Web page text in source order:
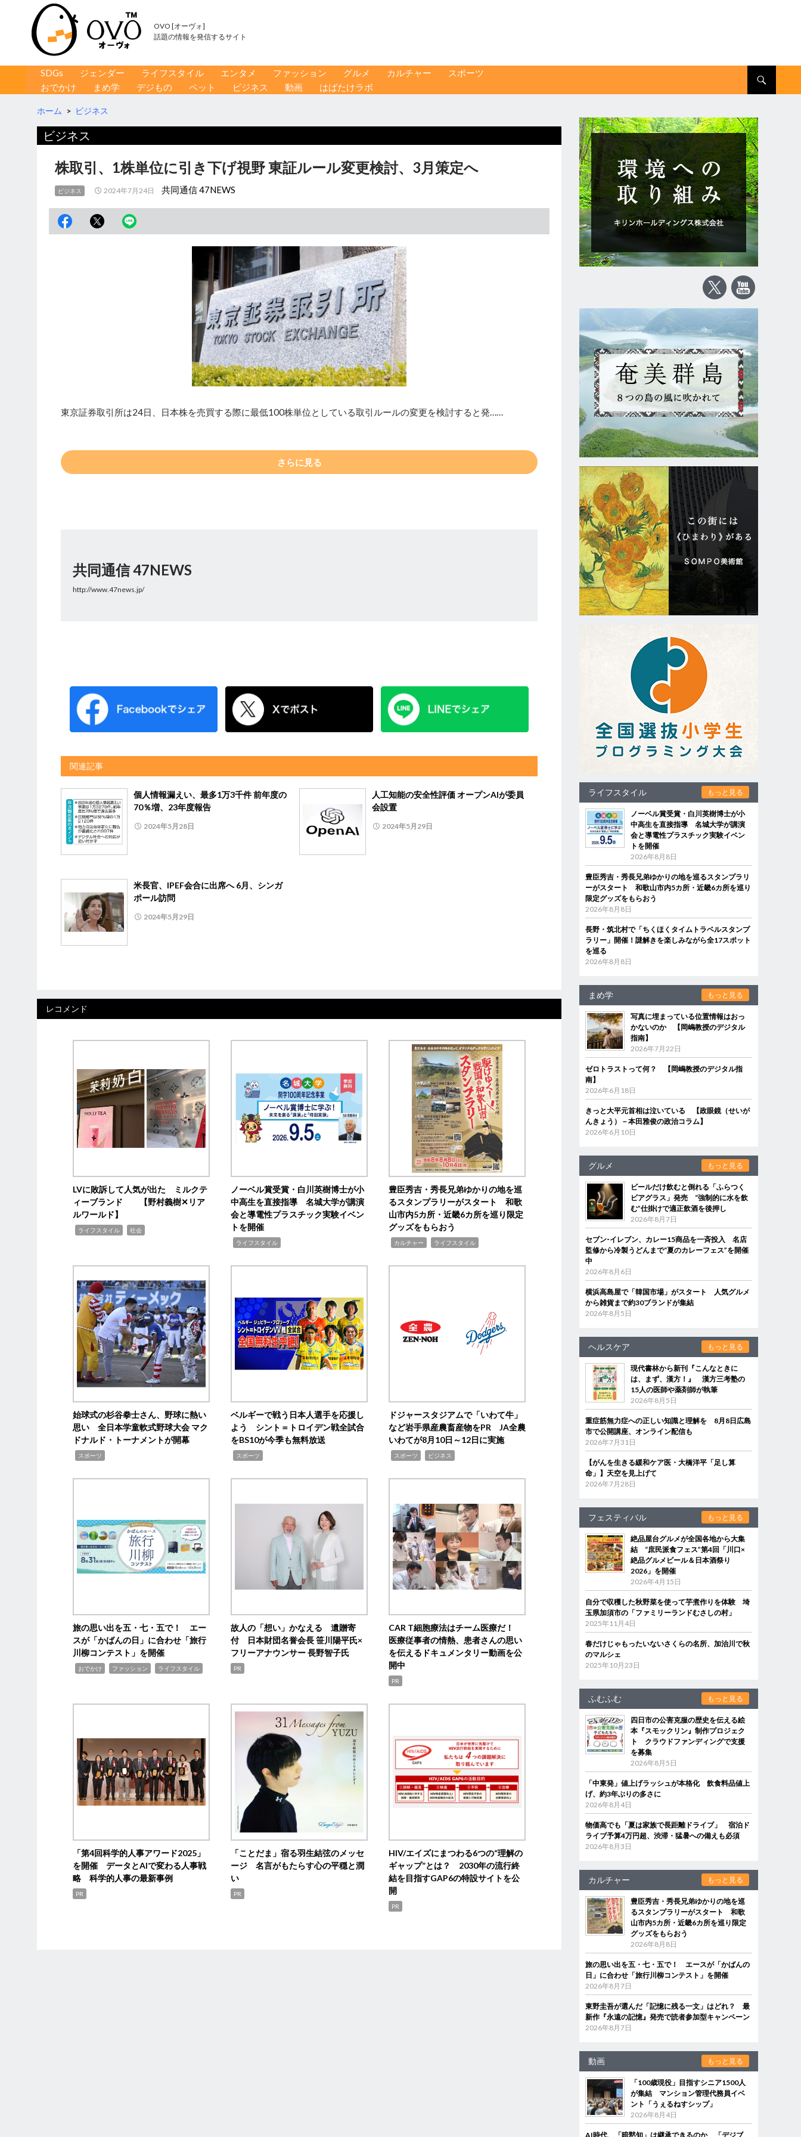
OVO [オーヴォ]
話題の情報を発信するサイト
コンテンツへ移動
SDGs ジェンダー ライフスタイル エンタメ ファッション グルメ カルチャー
スポーツ
おでかけ
まめ学 デジもの ペット ビジネス 動画 はばたけラボ
ホーム > ビジネス
ビジネス
株取引、1株単位に引き下げ視野 東証ルール変更検討、3月策定へ
ビジネス 2024年7月24日 共同通信 47NEWS
東京証券取引所は24日、日本株を売買する際に最低100株単位としている取引ルールの変更を検討すると発……
さらに見る
共同通信 47NEWS
http://www.47news.jp/
関連記事
個人情報漏えい、最多1万3千件 前年度の
70％増、23年度報告
2024年5月28日
人工知能の安全性評価 オープンAIが委員
会設置
2024年5月29日
米長官、IPEF会合に出席へ 6月、シンガ
ポール訪問
2024年5月29日
レコメンド
LVに敗訴して人気が出た ミルクテ
ィーブランド 【野村義樹✕リア
ルワールド】
ライフスタイル 社会
ノーベル賞受賞・白川英樹博士が小
中高生を直接指導 名城大学が講演
会と導電性プラスチック実験イベン
トを開催
ライフスタイル
豊臣秀吉・秀長兄弟ゆかりの地を巡
るスタンプラリーがスタート 和歌
山市内5カ所・近畿6カ所を巡り限定
グッズをもらおう
カルチャー ライフスタイル
始球式の杉谷拳士さん、野球に熱い
思い 全日本学童軟式野球大会 マク
ドナルド・トーナメントが開幕
スポーツ
ベルギーで戦う日本人選手を応援し
よう シント＝トロイデン戦全試合
をBS10が今季も無料放送
スポーツ
ドジャースタジアムで「いわて牛」
など岩手県産農畜産物をPR JA全農
いわてが8月10日～12日に実施
スポーツ ビジネス
旅の思い出を五・七・五で！ エー
スが「かばんの日」に合わせ「旅行
川柳コンテスト」を開催
おでかけ ファッション ライフスタイル
故人の「想い」かなえる 遺贈寄
付 日本財団名誉会長 笹川陽平氏×
フリーアナウンサー 長野智子氏
PR
CAR T細胞療法はチーム医療だ！
医療従事者の情熱、患者さんの思い
を伝えるドキュメンタリー動画を公
開中
PR
「第4回科学的人事アワード2025」
を開催 データとAIで変わる人事戦
略 科学的人事の最新事例
PR
「ことだま」宿る羽生結弦のメッセ
ージ 名言がもたらす心の平穏と潤
い
PR
HIV/エイズにまつわる6つの“理解の
ギャップ”とは？ 2030年の流行終
結を目指すGAP6の特設サイトを公
開
PR
ライフスタイル もっと見る
ノーベル賞受賞・白川英樹博士が小
中高生を直接指導 名城大学が講演
会と導電性プラスチック実験イベン
トを開催
2026年8月8日
豊臣秀吉・秀長兄弟ゆかりの地を巡るスタンプラリ
ーがスタート 和歌山市内5カ所・近畿6カ所を巡り
限定グッズをもらおう
2026年8月8日
長野・筑北村で「ちくほくタイムトラベルスタンプ
ラリー」開催！謎解きを楽しみながら全17スポット
を巡る
2026年8月8日
まめ学 もっと見る
写真に埋まっている位置情報はおっ
かないのか 【岡嶋教授のデジタル
指南】
2026年7月22日
ゼロトラストって何？ 【岡嶋教授のデジタル指
南】
2026年6月18日
きっと大平元首相は泣いている 【政眼鏡（せいが
んきょう）－本田雅俊の政治コラム】
2026年6月10日
グルメ もっと見る
ビールだけ飲むと倒れる「ふらつく
ビアグラス」発売 “強制的に水を飲
む”仕掛けで適正飲酒を後押し
2026年8月7日
セブン‐イレブン、カレー15商品を一斉投入 名店
監修から冷製うどんまで“夏のカレーフェス”を開催
中
2026年8月6日
横浜高島屋で「韓国市場」がスタート 人気グルメ
から雑貨まで約30ブランドが集結
2026年8月5日
ヘルスケア もっと見る
現代書林から新刊『こんなときに
は、まず、漢方！』 漢方三考塾の
15人の医師や薬剤師が執筆
2026年8月5日
重症筋無力症への正しい知識と理解を 8月8日広島
市で公開講座、オンライン配信も
2026年7月31日
【がんを生きる緩和ケア医・大橋洋平「足し算
命」】天空を見上げて
2026年7月28日
フェスティバル もっと見る
絶品屋台グルメが全国各地から大集
結 “庶民派食フェス”第4回「川口×
絶品グルメビール＆日本酒祭り
2026」を開催
2026年4月15日
自分で収穫した秋野菜を使って芋煮作りを体験 埼
玉県加須市の「ファミリーランドむさしの村」
2025年11月4日
春だけじゃもったいないさくらの名所、加治川で秋
のマルシェ
2025年10月23日
ふむふむ もっと見る
四日市の公害克服の歴史を伝える絵
本『スモックリン』制作プロジェク
ト クラウドファンディングで支援
を募集
2026年8月5日
「中東発」値上げラッシュが本格化 飲食料品値上
げ、約3年ぶりの多さに
2026年8月4日
物価高でも「夏は家族で長距離ドライブ」 宿泊ド
ライブ予算4万円超、渋滞・猛暑への備えも必須
2026年8月3日
カルチャー もっと見る
豊臣秀吉・秀長兄弟ゆかりの地を巡
るスタンプラリーがスタート 和歌
山市内5カ所・近畿6カ所を巡り限定
グッズをもらおう
2026年8月8日
旅の思い出を五・七・五で！ エースが「かばんの
日」に合わせ「旅行川柳コンテスト」を開催
2026年8月7日
東野圭吾が選んだ「記憶に残る一文」はどれ？ 最
新作『永遠の記憶』発売で読者参加型キャンペーン
2026年8月7日
動画 もっと見る
「100歳現役」目指すシニア1500人
が集結 マンション管理代務員イベ
ント「うぇるねすシップ」
2026年8月4日
AI時代、「暗黙知」は継承できるのか 「デジブ